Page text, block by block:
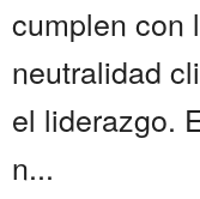
cumplen con
neutralidad
el liderazgo.
n...